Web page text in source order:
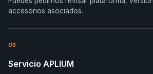
accesorios asociados.
03
Servicio APLIUM